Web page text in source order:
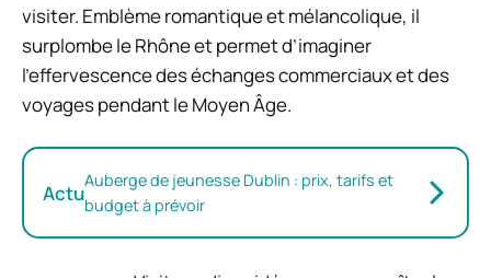
visiter. Emblème romantique et mélancolique, il
surplombe le Rhône et permet d’imaginer
l’effervescence des échanges commerciaux et des
voyages pendant le Moyen Âge.
ActuAuberge de jeunesse Dublin : prix, tarifs et
budget à prévoir